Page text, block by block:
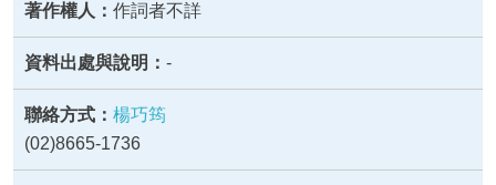
作詞者不詳
-
楊巧筠
(02)8665-1736